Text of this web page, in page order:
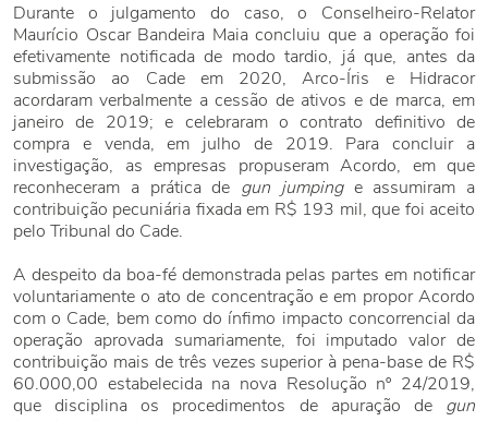
Durante o julgamento do caso, o Conselheiro-Relator
Maurício Oscar Bandeira Maia concluiu que a operação foi
efetivamente notificada de modo tardio, já que, antes da
submissão ao Cade em 2020, Arco-Íris e Hidracor
acordaram verbalmente a cessão de ativos e de marca, em
janeiro de 2019; e celebraram o contrato definitivo de
compra e venda, em julho de 2019. Para concluir a
investigação, as empresas propuseram Acordo, em que
reconheceram a prática de gun jumpinge assumiram a
contribuição pecuniária fixada em R$ 193 mil, que foi aceito
pelo Tribunal do Cade.
A despeito da boa-fé demonstrada pelas partes em notificar
voluntariamente o ato de concentração e em propor Acordo
com o Cade, bem como do ínfimo impacto concorrencial da
operação aprovada sumariamente, foi imputado valor de
contribuição mais de três vezes superior à pena-base de R$
60.000,00 estabelecida na nova Resolução nº 24/2019,
que disciplina os procedimentos de apuração de gun